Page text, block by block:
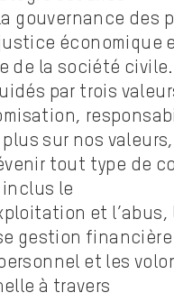
gouvernance des
économique
de la société civile.
par trois
sur nos
tout type de
inclus le
et l’abus,
gestion
et les
à travers